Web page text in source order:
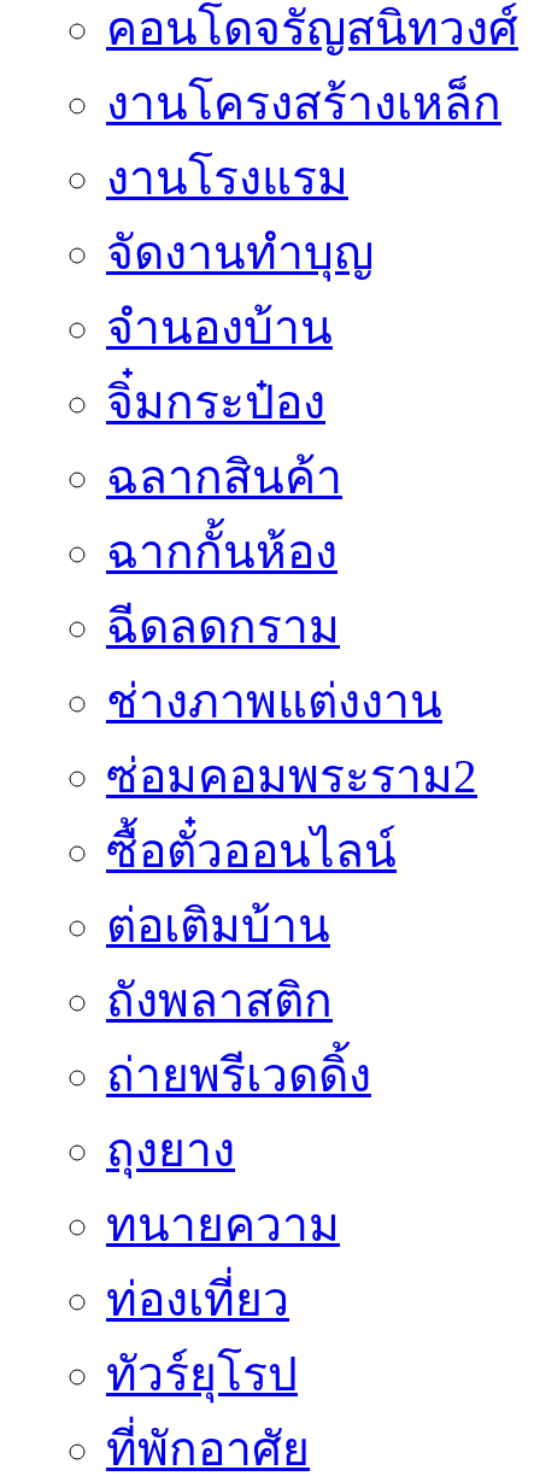
คอนโดจรัญสนิทวงศ์
งานโครงสร้างเหล็ก
งานโรงแรม
จัดงานทำบุญ
จำนองบ้าน
จิ๋มกระป๋อง
ฉลากสินค้า
ฉากกั้นห้อง
ฉีดลดกราม
ช่างภาพแต่งงาน
ซ่อมคอมพระราม2
ซื้อตั๋วออนไลน์
ต่อเติมบ้าน
ถังพลาสติก
ถ่ายพรีเวดดิ้ง
ถุงยาง
ทนายความ
ท่องเที่ยว
ทัวร์ยุโรป
ที่พักอาศัย